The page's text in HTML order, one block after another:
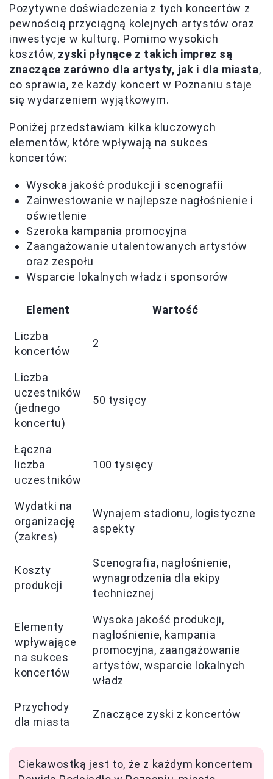
Pozytywne doświadczenia z tych koncertów z
pewnością przyciągną kolejnych artystów oraz
inwestycje w kulturę. Pomimo wysokich
kosztów, zyski płynące z takich imprez są
znaczące zarówno dla artysty, jak i dla miasta,
co sprawia, że każdy koncert w Poznaniu staje
się wydarzeniem wyjątkowym.
Poniżej przedstawiam kilka kluczowych
elementów, które wpływają na sukces
koncertów:
Wysoka jakość produkcji i scenografii
Zainwestowanie w najlepsze nagłośnienie i
oświetlenie
Szeroka kampania promocyjna
Zaangażowanie utalentowanych artystów
oraz zespołu
Wsparcie lokalnych władz i sponsorów
Element Wartość
Liczba
koncertów
2
Liczba
uczestników
(jednego
koncertu)
50 tysięcy
Łączna
liczba
uczestników
100 tysięcy
Wydatki na
organizację
(zakres)
Wynajem stadionu, logistyczne
aspekty
Koszty
produkcji
Scenografia, nagłośnienie,
wynagrodzenia dla ekipy
technicznej
Elementy
wpływające
na sukces
koncertów
Wysoka jakość produkcji,
nagłośnienie, kampania
promocyjna, zaangażowanie
artystów, wsparcie lokalnych
władz
Przychody
dla miasta
Znaczące zyski z koncertów
Ciekawostką jest to, że z każdym koncertem